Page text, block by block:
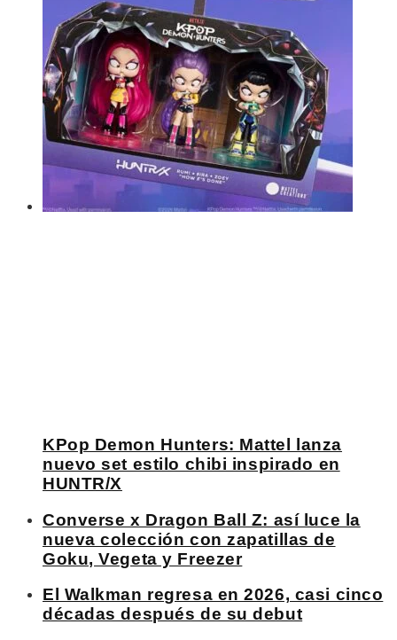
KPop Demon Hunters: Mattel lanza
nuevo set estilo chibi inspirado en
HUNTR/X
Converse x Dragon Ball Z: así luce la
nueva colección con zapatillas de
Goku, Vegeta y Freezer
El Walkman regresa en 2026, casi cinco
décadas después de su debut